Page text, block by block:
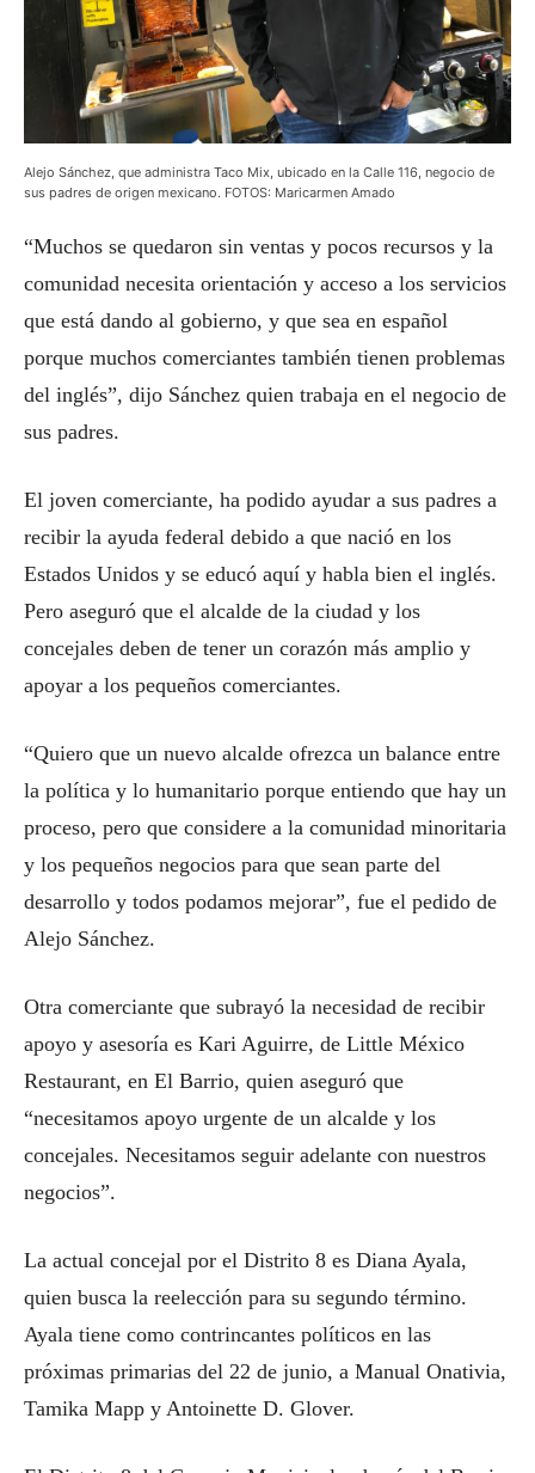
Alejo Sánchez, que administra Taco Mix, ubicado en la Calle 116, negocio de
sus padres de origen mexicano. FOTOS: Maricarmen Amado
“Muchos se quedaron sin ventas y pocos recursos y la
comunidad necesita orientación y acceso a los servicios
que está dando al gobierno, y que sea en español
porque muchos comerciantes también tienen problemas
del inglés”, dijo Sánchez quien trabaja en el negocio de
sus padres.
El joven comerciante, ha podido ayudar a sus padres a
recibir la ayuda federal debido a que nació en los
Estados Unidos y se educó aquí y habla bien el inglés.
Pero aseguró que el alcalde de la ciudad y los
concejales deben de tener un corazón más amplio y
apoyar a los pequeños comerciantes.
“Quiero que un nuevo alcalde ofrezca un balance entre
la política y lo humanitario porque entiendo que hay un
proceso, pero que considere a la comunidad minoritaria
y los pequeños negocios para que sean parte del
desarrollo y todos podamos mejorar”, fue el pedido de
Alejo Sánchez.
Otra comerciante que subrayó la necesidad de recibir
apoyo y asesoría es Kari Aguirre, de Little México
Restaurant, en El Barrio, quien aseguró que
“necesitamos apoyo urgente de un alcalde y los
concejales. Necesitamos seguir adelante con nuestros
negocios”.
La actual concejal por el Distrito 8 es Diana Ayala,
quien busca la reelección para su segundo término.
Ayala tiene como contrincantes políticos en las
próximas primarias del 22 de junio, a Manual Onativia,
Tamika Mapp y Antoinette D. Glover.